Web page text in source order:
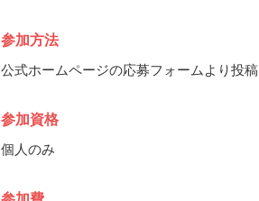
参加方法
公式ホームページの応募フォームより投稿
参加資格
個人のみ